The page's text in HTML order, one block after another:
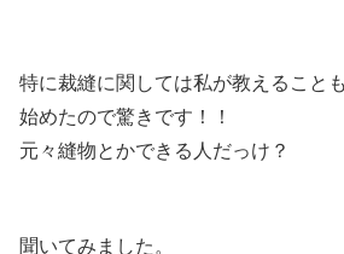
特に裁縫に関しては私が教えること
始めたので驚きです！！
元々縫物とかできる人だっけ？
聞いてみました。